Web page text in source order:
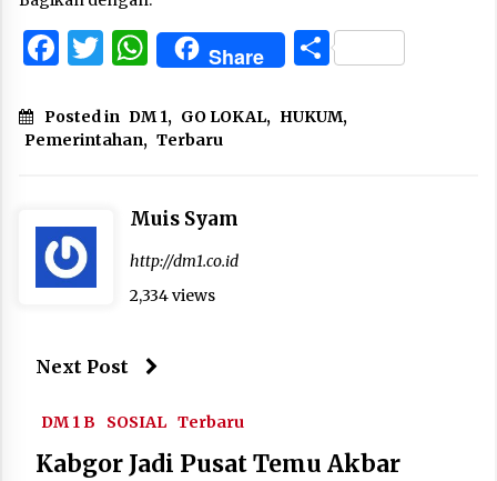
Facebook
Twitter
WhatsApp
Share Share
Posted in DM 1, GO LOKAL, HUKUM,
Pemerintahan, Terbaru
Muis Syam
http://dm1.co.id
2,334 views
Next Post
DM 1 B SOSIAL Terbaru
Kabgor Jadi Pusat Temu Akbar